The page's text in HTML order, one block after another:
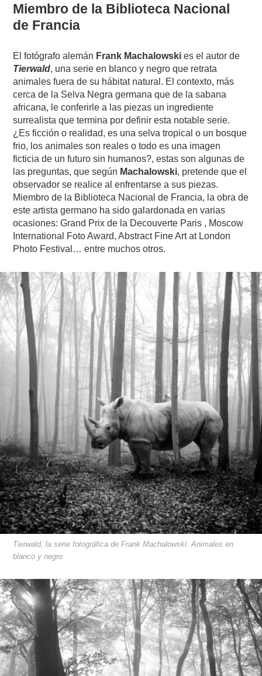
Miembro de la Biblioteca Nacional
de Francia
El fotógrafo alemán Frank Machalowski es el autor de
Tierwald, una serie en blanco y negro que retrata
animales fuera de su hábitat natural. El contexto, más
cerca de la Selva Negra germana que de la sabana
africana, le conferirle a las piezas un ingrediente
surrealista que termina por definir esta notable serie.
¿Es ficción o realidad, es una selva tropical o un bosque
frio, los animales son reales o todo es una imagen
ficticia de un futuro sin humanos?, estas son algunas de
las preguntas, que según Machalowski, pretende que el
observador se realice al enfrentarse a sus piezas.
Miembro de la Biblioteca Nacional de Francia, la obra de
este artista germano ha sido galardonada en varias
ocasiones: Grand Prix de la Decouverte Paris , Moscow
International Foto Award, Abstract Fine Art at London
Photo Festival… entre muchos otros.
Tierwald, la serie fotográfica de Frank Machalowski. Animales en
blanco y negro